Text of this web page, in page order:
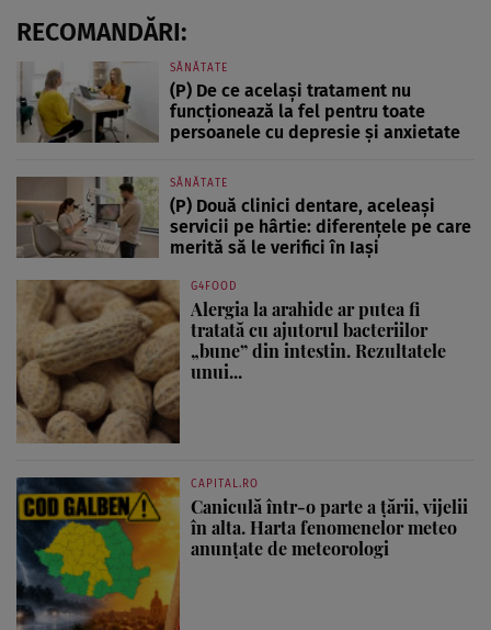
RECOMANDĂRI:
SĂNĂTATE
(P) De ce același tratament nu
funcționează la fel pentru toate
persoanele cu depresie și anxietate
SĂNĂTATE
(P) Două clinici dentare, aceleași
servicii pe hârtie: diferențele pe care
merită să le verifici în Iași
G4FOOD
Alergia la arahide ar putea fi
tratată cu ajutorul bacteriilor
„bune” din intestin. Rezultatele
unui...
CAPITAL.RO
Caniculă într-o parte a țării, vijelii
în alta. Harta fenomenelor meteo
anunțate de meteorologi